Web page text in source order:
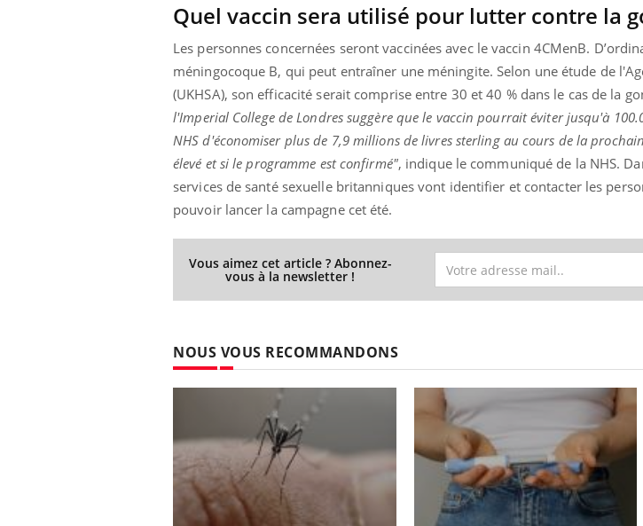
Quel vaccin sera utilisé pour lutter contre la
Les personnes concernées seront vaccinées avec le vaccin 4CMenB.
méningocoque B, qui peut entraîner une méningite. Selon une étude de
(UKHSA), son efficacité serait comprise entre 30 et 40 % dans le cas de la
l'Imperial College de Londres suggère que le vaccin pourrait éviter jusqu'à
NHS d'économiser plus de 7,9 millions de livres sterling au cours de la
élevé et si le programme est confirmé", indique le communiqué de la NHS.
services de santé sexuelle britanniques vont identifier et contacter les
pouvoir lancer la campagne cet été.
Vous aimez cet article ? Abonnez-
vous à la newsletter !
NOUS VOUS RECOMMANDONS
expliquer ma maladie Youtube
Il y a des sujets qui sont faciles à aborder...
d'autres non ! D'un côté, poser des
questions sur la maladie d'un proche c'est
Carence en fer : comprendre pour
prévenirYoutube
Fatigue, irritabilité, brouillard mental ou
même alopécie… Les symptômes de la
carence en fer sont multiples ce qui la rend
...